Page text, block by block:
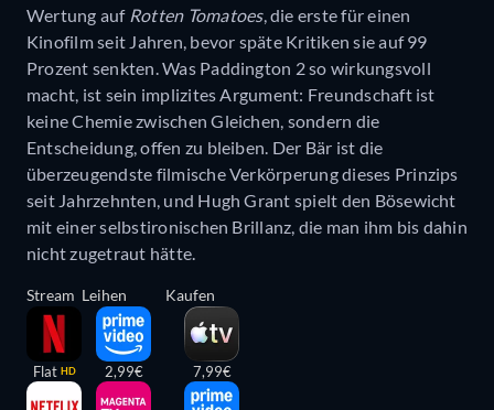
Wertung auf Rotten Tomatoes, die erste für einen
Kinofilm seit Jahren, bevor späte Kritiken sie auf 99
Prozent senkten. Was Paddington 2 so wirkungsvoll
macht, ist sein implizites Argument: Freundschaft ist
keine Chemie zwischen Gleichen, sondern die
Entscheidung, offen zu bleiben. Der Bär ist die
überzeugendste filmische Verkörperung dieses Prinzips
seit Jahrzehnten, und Hugh Grant spielt den Bösewicht
mit einer selbstironischen Brillanz, die man ihm bis dahin
nicht zugetraut hätte.
Stream
Flat HD
Leihen
2,99€
Kaufen
7,99€